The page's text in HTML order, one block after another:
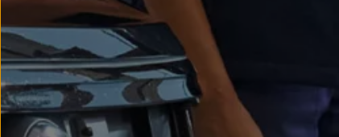
Wszystkie usługi
Oferty serwisowe
Dla przyszłych użytkowników Volkswagena
Dla obecnych użytkowników Volkswagena
Sezonowe usługi serwisowe
Korzyści autoryzowanego serwisowania
Informacje dla warsztatów
Świat Volkswagena
Volkswagen Magazine